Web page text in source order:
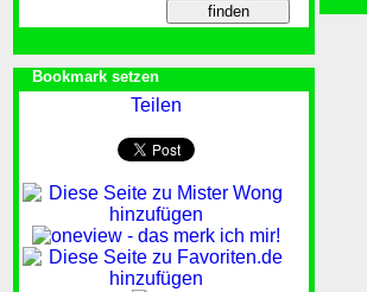
Bookmark setzen
Teilen